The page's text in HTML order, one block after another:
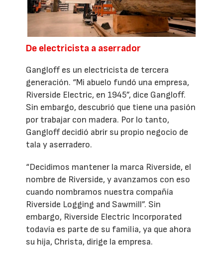
De electricista a aserrador
Gangloff es un electricista de tercera
generación. “Mi abuelo fundó una empresa,
Riverside Electric, en 1945”, dice Gangloff.
Sin embargo, descubrió que tiene una pasión
por trabajar con madera. Por lo tanto,
Gangloff decidió abrir su propio negocio de
tala y aserradero.
“Decidimos mantener la marca Riverside, el
nombre de Riverside, y avanzamos con eso
cuando nombramos nuestra compañía
Riverside Logging and Sawmill”. Sin
embargo, Riverside Electric Incorporated
todavía es parte de su familia, ya que ahora
su hija, Christa, dirige la empresa.